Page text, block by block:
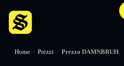
Home / Prezzi / Prezzo DAMNBRUH